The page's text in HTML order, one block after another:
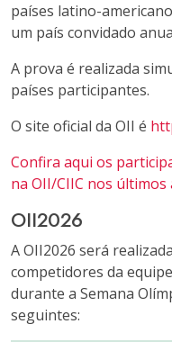
países latino-
um país convidado
A prova é realizada
países participantes.
O site oficial da OII é
Confira aqui os
na OII/CIIC nos últimos
OII2026
A OII2026 será
competidores da
durante a Semana
seguintes: